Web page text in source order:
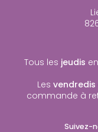
Tous les jeudis
Les
commande à
Suivez-